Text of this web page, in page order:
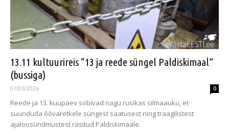
13.11 kultuurireis “13 ja reede süngel Paldiskimaal”
(bussiga)
07/05/2026 0
Reede ja 13. kuupäev sobivad nagu rusikas silmaauku, et
suunduda õõvaretkele süngest saatusest ning traagilistest
ajaloosündmustest räsitud Paldiskimaale.